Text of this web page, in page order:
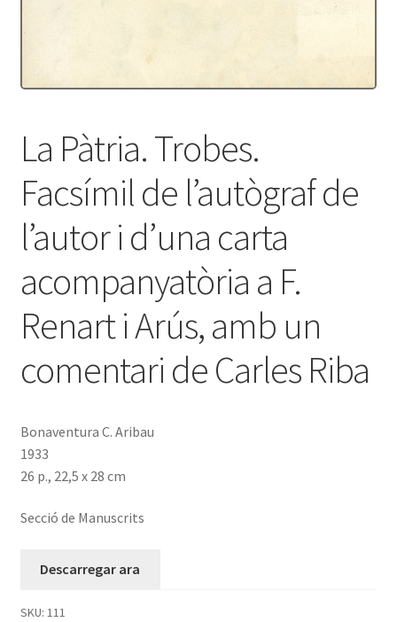
La Pàtria. Trobes.
Facsímil de l’autògraf de
l’autor i d’una carta
acompanyatòria a F.
Renart i Arús, amb un
comentari de Carles Riba
Bonaventura C. Aribau
1933
26 p., 22,5 x 28 cm
Secció de Manuscrits
Descarregar ara
SKU: 111